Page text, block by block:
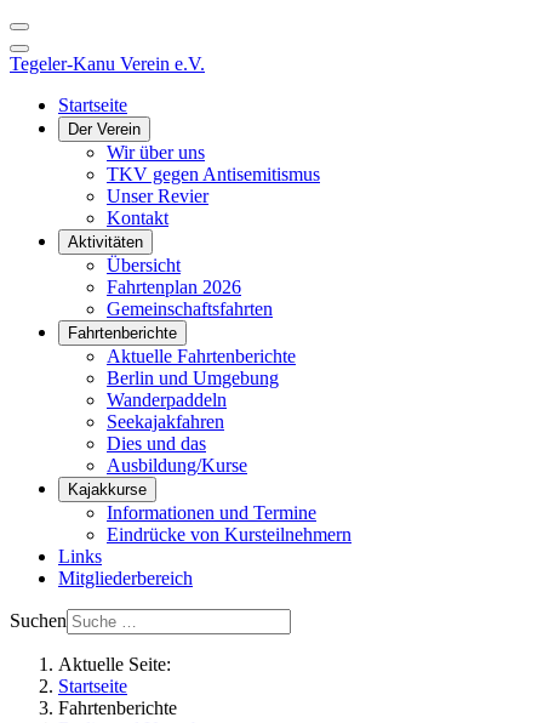
Tegeler-Kanu Verein e.V.
Startseite
Der Verein
Wir über uns
TKV gegen Antisemitismus
Unser Revier
Kontakt
Aktivitäten
Übersicht
Fahrtenplan 2026
Gemeinschaftsfahrten
Fahrtenberichte
Aktuelle Fahrtenberichte
Berlin und Umgebung
Wanderpaddeln
Seekajakfahren
Dies und das
Ausbildung/Kurse
Kajakkurse
Informationen und Termine
Eindrücke von Kursteilnehmern
Links
Mitgliederbereich
Suchen
Aktuelle Seite:
Startseite
Fahrtenberichte